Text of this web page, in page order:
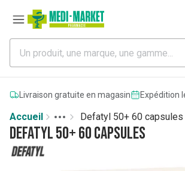
Livraison gratuite en magasin Expédition
Accueil
More
Toggle menu
Defatyl 50+ 60 capsules
Defatyl 50+ 60 capsules